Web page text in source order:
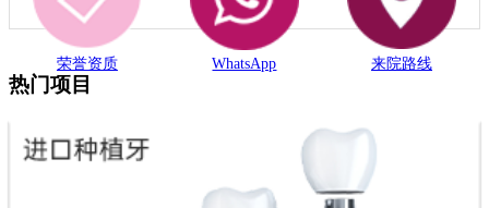
荣誉资质 WhatsApp 来院路线
热门项目